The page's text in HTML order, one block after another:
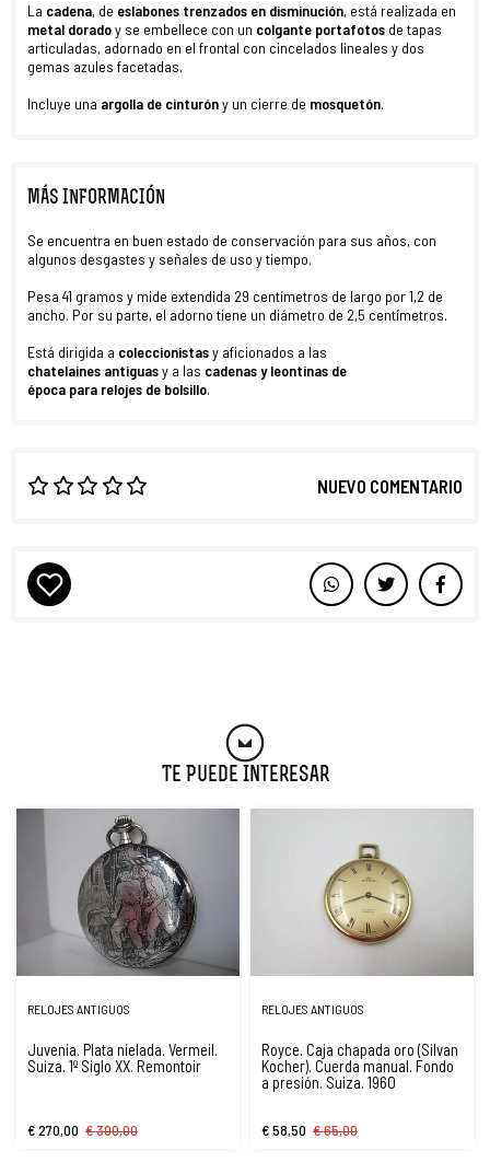
La cadena, de eslabones trenzados en disminución, está realizada en
metal doradoy se embellece con un colgante portafotos de tapas
articuladas, adornado en el frontal con cincelados lineales y dos
gemas azules facetadas.
Incluye una argolla de cinturóny un cierre de mosquetón.
MÁS INFORMACIÓN
Se encuentra en buen estado de conservación para sus años, con
algunos desgastes y señales de uso y tiempo.
Pesa 41 gramos y mide extendida 29 centímetros de largo por 1,2 de
ancho. Por su parte, el adorno tiene un diámetro de 2,5 centímetros.
Está dirigida a coleccionistasy aficionados a las
chatelaines antiguasy a las cadenas y leontinas de
época para relojes de bolsillo.
NUEVO COMENTARIO
Te Puede Interesar
RELOJES ANTIGUOS
Juvenia. Plata nielada. Vermeil.
Suiza. 1º Siglo XX. Remontoir
€ 270,00 € 300,00
RELOJES ANTIGUOS
Royce. Caja chapada oro (Silvan
Kocher). Cuerda manual. Fondo
a presión. Suiza. 1960
€ 58,50 € 65,00